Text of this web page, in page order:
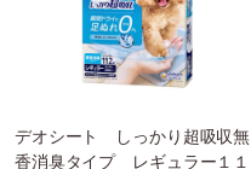
デオシート しっかり超吸収無
香消臭タイプ レギュラー１１